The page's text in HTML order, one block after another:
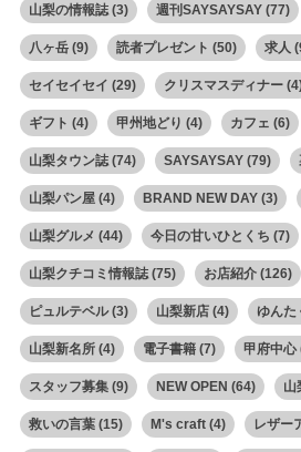
山梨の情報誌(3) 週刊SAYSAYSAY(77)
八ヶ岳(9) 読者プレゼント (50) 求人
セイセイセイ (29) クリスマスディナー
ギフト (4) 甲州地どり (4) カフェ (6)
山梨タウン誌(74) SAYSAYSAY(79)
山梨パン屋(4) BRAND NEW DAY(3)
山梨グルメ (44) 今日の甘いひとくち (7)
山梨クチコミ情報誌(75) お店紹介(126)
ピュルテベル(3) 山梨新店(4) ゆんた
山梨新名所(4) 電子書籍(7) 甲府中心
スタッフ募集(9) NEW OPEN (64) 山
救いの言葉(15) M's craft(4) レザー